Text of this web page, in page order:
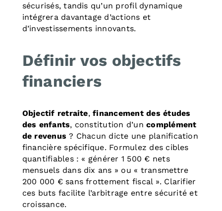
sécurisés, tandis qu’un profil dynamique
intégrera davantage d’actions et
d’investissements innovants.
Définir vos objectifs
financiers
Objectif retraite,financement des études
des enfants, constitution d’un complément
de revenus ? Chacun dicte une planification
financière spécifique. Formulez des cibles
quantifiables : « générer 1 500 € nets
mensuels dans dix ans » ou « transmettre
200 000 € sans frottement fiscal ». Clarifier
ces buts facilite l’arbitrage entre sécurité et
croissance.